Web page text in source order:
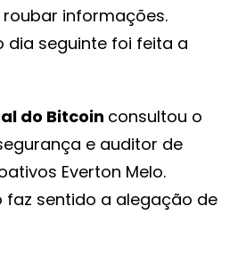
informações.
dia seguinte foi feita a
do Bitcoin consultou o
e auditor de
Everton Melo.
faz sentido a alegação de